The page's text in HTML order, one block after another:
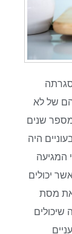
של לא
שנים
היה
יכולים
מסת